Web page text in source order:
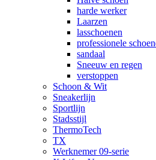
harde werker
Laarzen
lasschoenen
professionele
sandaal
Sneeuw en regen
verstoppen
Schoon & Wit
Sneakerlijn
Sportlijn
Stadsstijl
ThermoTech
TX
Werknemer 09-serie